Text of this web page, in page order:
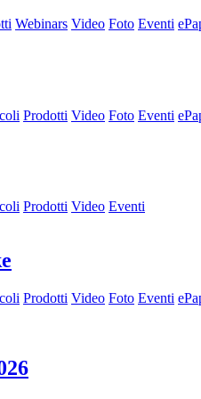
Webinars Video Foto Eventi
Prodotti Video Foto Eventi
Prodotti Video Eventi
Prodotti Video Foto Eventi